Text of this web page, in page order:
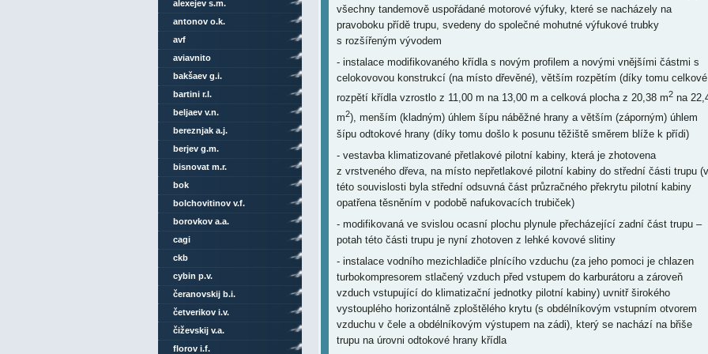
všechny tandemově uspořádané motorové výfuky, které se nacházely na
pravoboku přídě trupu, svedeny do společné mohutné výfukové trubky
s rozšířeným vývodem
- instalace modifikovaného křídla s novým profilem a novými vnějšími částmi s
celokovovou konstrukcí (na místo dřevěné), větším rozpětím (díky tomu celkové
rozpětí křídla vzrostlo z 11,00 m na 13,00 m a celková plocha z 20,38 m2na
m2), menším (kladným) úhlem šípu náběžné hrany a větším (záporným) úhlem
šípu odtokové hrany (díky tomu došlo k posunu těžiště směrem blíže k přídi)
- vestavba klimatizované přetlakové pilotní kabiny, která je zhotovena
z vrstveného dřeva, na místo nepřetlakové pilotní kabiny do střední části trupu (v
této souvislosti byla střední odsuvná část průzračného překrytu pilotní kabiny
opatřena těsněním v podobě nafukovacích trubiček)
- modifikovaná ve svislou ocasní plochu plynule přecházející zadní část trupu –
potah této části trupu je nyní zhotoven z lehké kovové slitiny
- instalace vodního mezichladiče plnícího vzduchu (za jeho pomoci je chlazen
turbokompresorem stlačený vzduch před vstupem do karburátoru a zároveň
vzduch vstupující do klimatizační jednotky pilotní kabiny) uvnitř širokého
vystouplého horizontálně zploštělého krytu (s obdélníkovým vstupním otvorem
vzduchu v čele a obdélníkovým výstupem na zádi), který se nachází na břiše
trupu na úrovni odtokové hrany křídla
alexejev s.m.
antonov o.k.
avf
aviavnito
bakšaev g.i.
bartini r.l.
beljaev v.n.
bereznjak a.j.
berjev g.m.
bisnovat m.r.
bok
bolchovitinov v.f.
borovkov a.a.
cagi
ckb
cybin p.v.
čeranovskij b.i.
četverikov i.v.
čiževskij v.a.
florov i.f.